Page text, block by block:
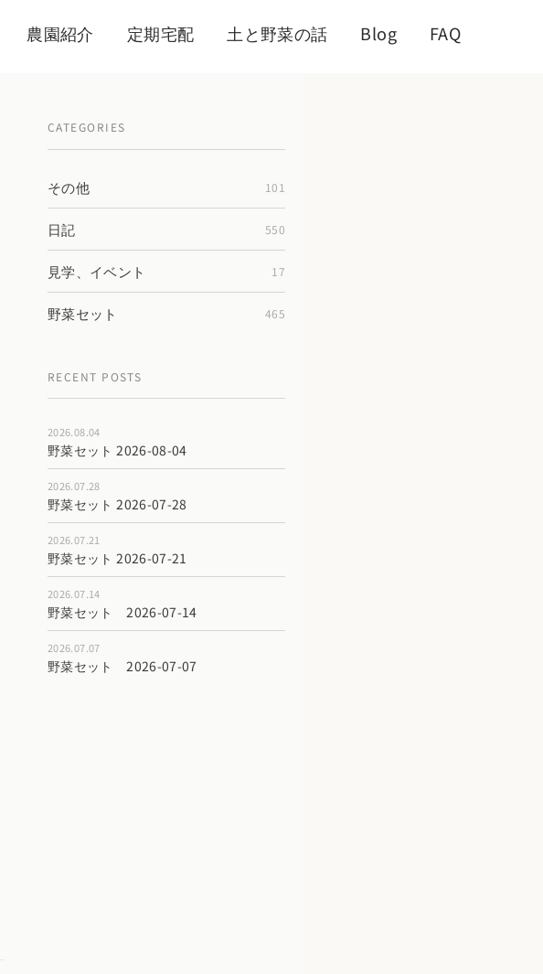
農園紹介 定期宅配 土と野菜の話 Blog FAQ
CATEGORIES
その他 101
日記 550
見学、イベント 17
野菜セット 465
RECENT POSTS
2026.08.04
野菜セット 2026-08-04
2026.07.28
野菜セット 2026-07-28
2026.07.21
野菜セット 2026-07-21
2026.07.14
野菜セット 2026-07-14
2026.07.07
野菜セット 2026-07-07